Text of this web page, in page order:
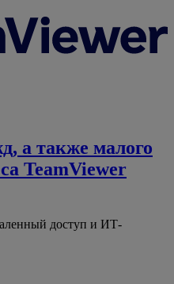
а также малого
TeamViewer
доступ и ИТ-